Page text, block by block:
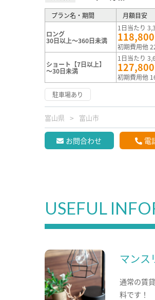
プラン名・期間 月額目安
ロング
30日以上～360日未満
1日当たり
118,800
初期費用他
ショート【7日以上】
～30日未満
1日当たり
127,800
初期費用他
駐車場あり
富山県 富山市
お問合わせ 電
USEFUL
マンス
通常の賃
料です！